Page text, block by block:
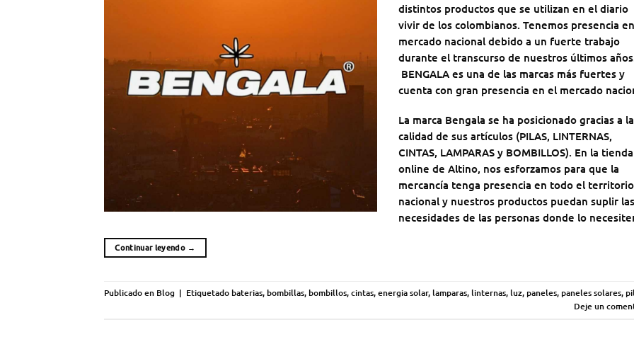
distintos productos que se utilizan en el diario
vivir de los colombianos. Tenemos presencia
mercado nacional debido a un fuerte trabajo
durante el transcurso de nuestros últimos
BENGALA es una de las marcas más fuertes y
cuenta con gran presencia en el mercado
La marca Bengala se ha posicionado gracias a la
calidad de sus artículos (PILAS, LINTERNAS,
CINTAS, LAMPARAS y BOMBILLOS). En la tienda
online de Altino, nos esforzamos para que la
mercancía tenga presencia en todo el territorio
nacional y nuestros productos puedan suplir las
necesidades de las personas donde lo
Continuar leyendo →
Publicado en Blog | Etiquetado baterias, bombillas, bombillos,cintas,energia solar, lamparas, linternas, luz, paneles, paneles solares,
Deje un